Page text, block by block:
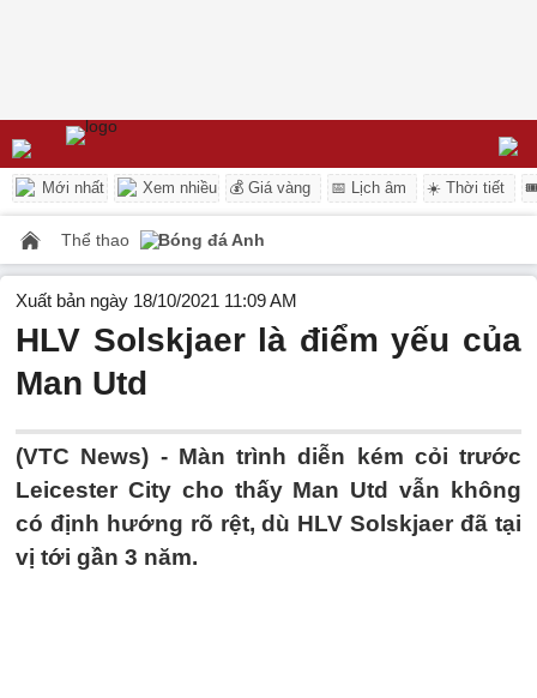
Mới nhất Xem nhiều 💰 Giá vàng 📅 Lịch âm ☀️ Thời tiết
Thể thao Bóng đá Anh
Xuất bản ngày 18/10/2021 11:09 AM
HLV Solskjaer là điểm yếu của
Man Utd
(VTC News) - Màn trình diễn kém cỏi trước
Leicester City cho thấy Man Utd vẫn không
có định hướng rõ rệt, dù HLV Solskjaer đã tại
vị tới gần 3 năm.